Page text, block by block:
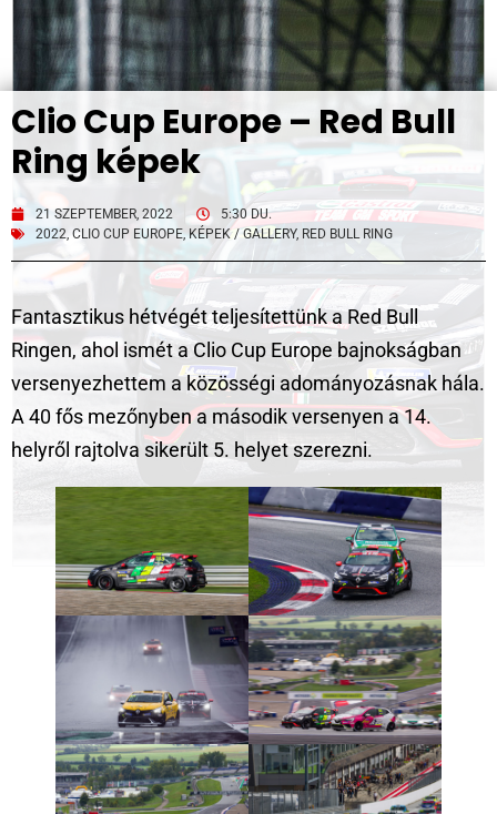
Clio Cup Europe – Red Bull
Ring képek
21 SZEPTEMBER, 2022
5:30 DU.
2022, CLIO CUP EUROPE, KÉPEK / GALLERY, RED BULL RING
Fantasztikus hétvégét teljesítettünk a Red Bull
Ringen, ahol ismét a Clio Cup Europe bajnokságban
versenyezhettem a közösségi adományozásnak hála.
A 40 fős mezőnyben a második versenyen a 14.
helyről rajtolva sikerült 5. helyet szerezni.